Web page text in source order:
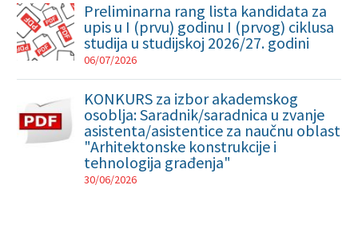
Preliminarna rang lista kandidata za
upis u I (prvu) godinu I (prvog) ciklusa
studija u studijskoj 2026/27. godini
06/07/2026
KONKURS za izbor akademskog
osoblja: Saradnik/saradnica u zvanje
asistenta/asistentice za naučnu oblast
"Arhitektonske konstrukcije i
tehnologija građenja"
30/06/2026